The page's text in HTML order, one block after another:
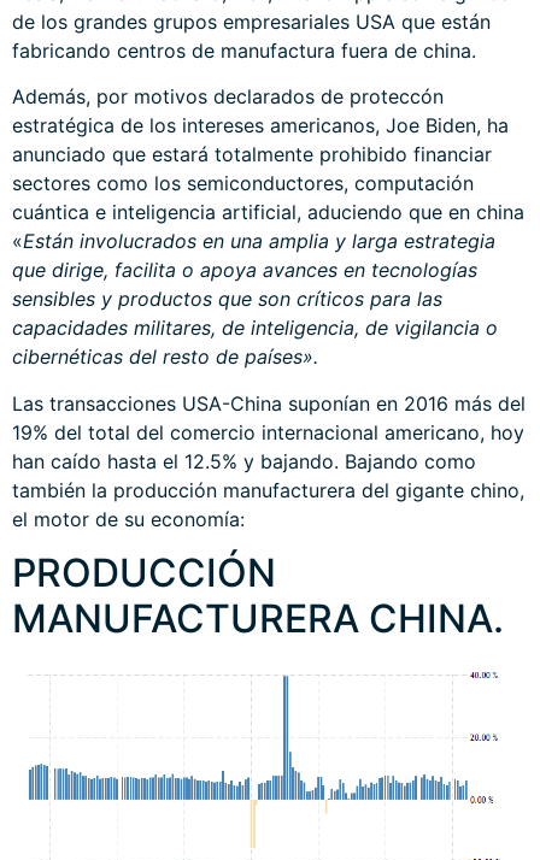
de los grandes grupos empresariales USA que están
fabricando centros de manufactura fuera de china.
Además, por motivos declarados de proteccón
estratégica de los intereses americanos, Joe Biden, ha
anunciado que estará totalmente prohibido financiar
sectores como los semiconductores, computación
cuántica e inteligencia artificial, aduciendo que en china
«Están involucrados en una amplia y larga estrategia
que dirige, facilita o apoya avances en tecnologías
sensibles y productos que son críticos para las
capacidades militares, de inteligencia, de vigilancia o
cibernéticas del resto de países».
Las transacciones USA-China suponían en 2016 más del
19% del total del comercio internacional americano, hoy
han caído hasta el 12.5% y bajando. Bajando como
también la producción manufacturera del gigante chino,
el motor de su economía:
PRODUCCIÓN
MANUFACTURERA CHINA.